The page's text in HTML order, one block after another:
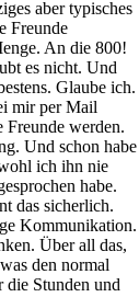
aber typisches
Freunde
An die 800!
es nicht. Und
Glaube ich.
mir per Mail
Freunde werden.
Und schon habe
ich ihn nie
habe.
das sicherlich.
Kommunikation.
Über all das,
den normal
die Stunden und